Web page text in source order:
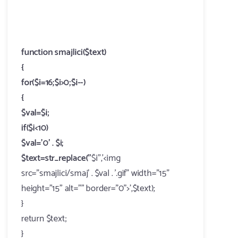
function smajlici($text)
{
for($i=16;$i>0;$i--)
{
$val=$i;
if($i<10)
$val='0' . $i;
$text=str_replace("$i",'<img
src="smajlici/smaj' . $val . '.gif" width="15"
height="15" alt="" border="0">',$text);
}
return $text;
}